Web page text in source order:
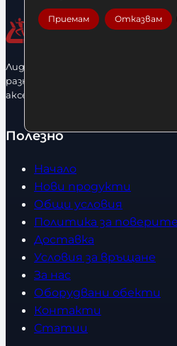
Лидерфитнес е водещ вносител
разнообразие от бойна
аксесоари.
Полезно
Начало
Нови продукти
Общи условия
Политика за
Доставка
Условия за връщане
За нас
Оборудвани обекти
Контакти
Статии
Приемам Отказвам